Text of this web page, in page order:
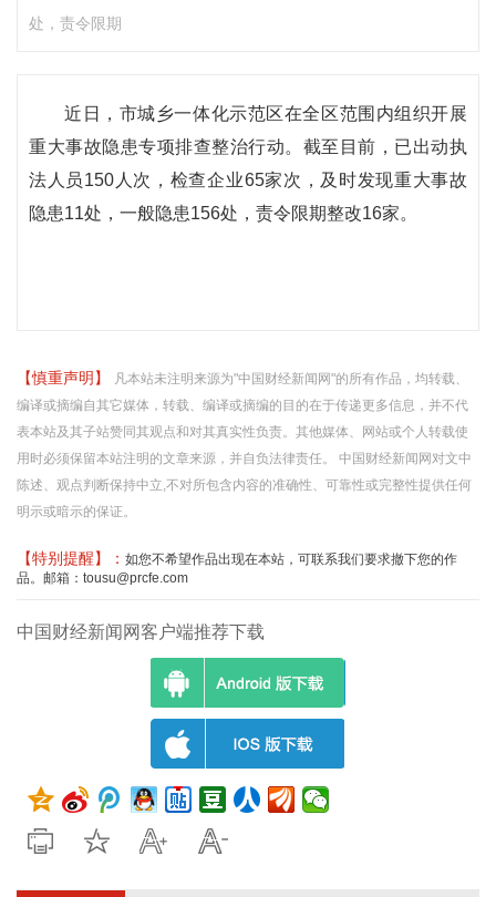
处，责令限期
近日，市城乡一体化示范区在全区范围内组织开展
重大事故隐患专项排查整治行动。截至目前，已出动执
法人员150人次，检查企业65家次，及时发现重大事故
隐患11处，一般隐患156处，责令限期整改16家。
【慎重声明】
凡本站未注明来源为"中国财经新闻网"的所有作品，均转载、
编译或摘编自其它媒体，转载、编译或摘编的目的在于传递更多信息，并不代
表本站及其子站赞同其观点和对其真实性负责。其他媒体、网站或个人转载使
用时必须保留本站注明的文章来源，并自负法律责任。 中国财经新闻网对文中
陈述、观点判断保持中立,不对所包含内容的准确性、可靠性或完整性提供任何
明示或暗示的保证。
【特别提醒】： 如您不希望作品出现在本站，可联系我们要求撤下您的作
品。邮箱：tousu@prcfe.com
中国财经新闻网客户端推荐下载